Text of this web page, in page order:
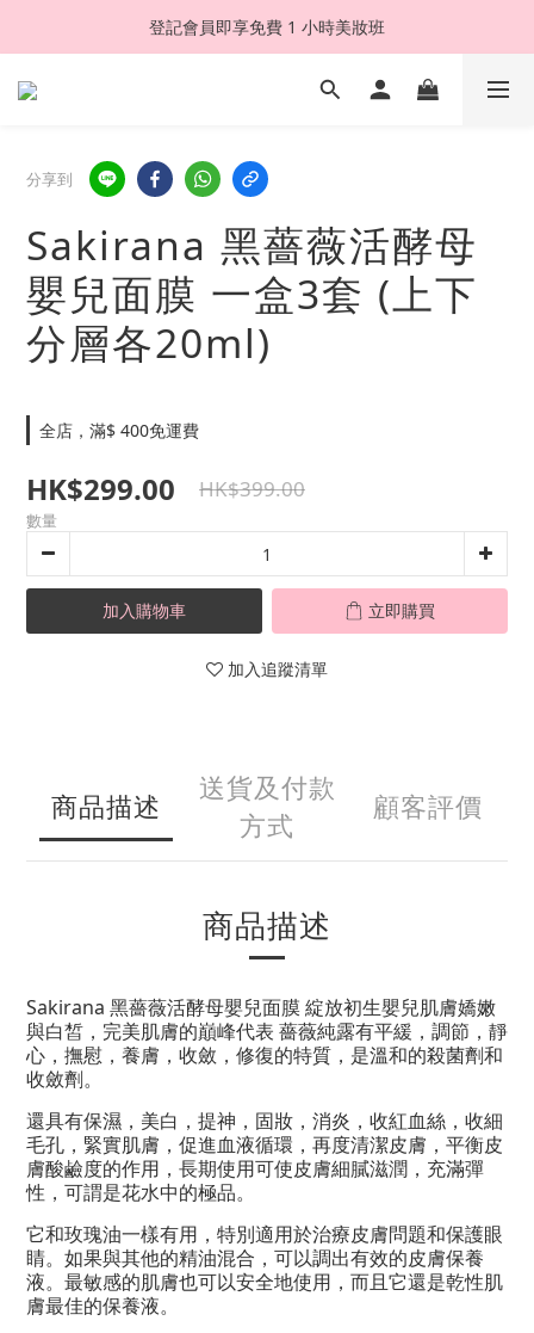
登記會員即享免費 1 小時美妝班
分享到
Sakirana 黑薔薇活酵母
嬰兒面膜 一盒3套 (上下
分層各20ml)
全店，滿$ 400免運費
HK$299.00 HK$399.00
數量
加入購物車 立即購買
加入追蹤清單
商品描述
送貨及付款
方式
顧客評價
商品描述
Sakirana 黑薔薇活酵母嬰兒面膜 綻放初生嬰兒肌膚嬌嫩
與白皙，完美肌膚的巔峰代表 薔薇純露有平緩，調節，靜
心，撫慰，養膚，收斂，修復的特質，是溫和的殺菌劑和
收斂劑。
還具有保濕，美白，提神，固妝，消炎，收紅血絲，收細
毛孔，緊實肌膚，促進血液循環，再度清潔皮膚，平衡皮
膚酸鹼度的作用，長期使用可使皮膚細膩滋潤，充滿彈
性，可謂是花水中的極品。
它和玫瑰油一樣有用，特別適用於治療皮膚問題和保護眼
睛。如果與其他的精油混合，可以調出有效的皮膚保養
液。最敏感的肌膚也可以安全地使用，而且它還是乾性肌
膚最佳的保養液。